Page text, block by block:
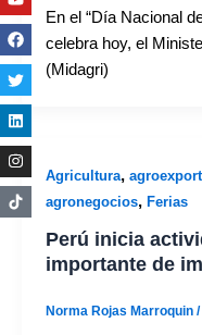
En el “Día Nacional
celebra hoy, el
(Midagri)
Agricultura,
agronegocios, Ferias
Perú inicia
importante de
Norma Rojas Marroquin /